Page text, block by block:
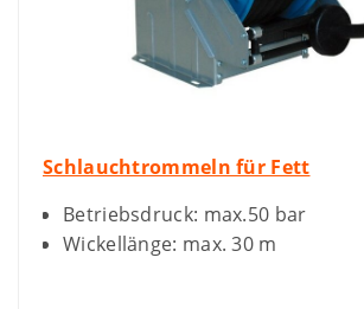
Schlauchtrommeln für Fett
Betriebsdruck: max.50 bar
Wickellänge: max. 30 m